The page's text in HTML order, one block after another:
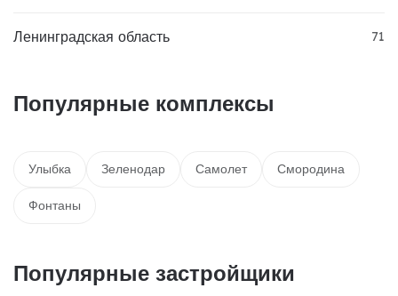
Ленинградская область 71
Популярные комплексы
Улыбка Зеленодар Самолет Смородина
Фонтаны
Популярные застройщики